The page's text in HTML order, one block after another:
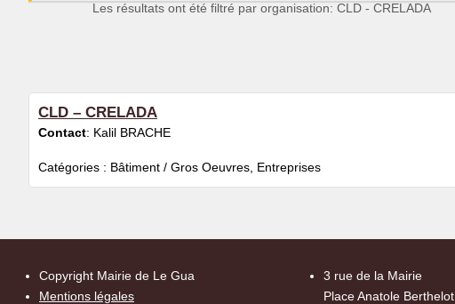
Les résultats ont été filtré par organisation: CLD - CRELADA
CLD – CRELADA
Contact: Kalil BRACHE
Catégories : Bâtiment / Gros Oeuvres Entreprises
Copyright Mairie de Le Gua
Mentions légales
3 rue de la Mairie
Place Anatole Berthelot